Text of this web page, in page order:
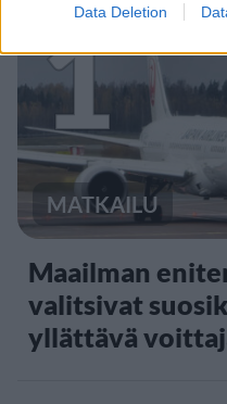
Data Deletion
1
MATKAILU
Maailman
valitsivat
yllättävä